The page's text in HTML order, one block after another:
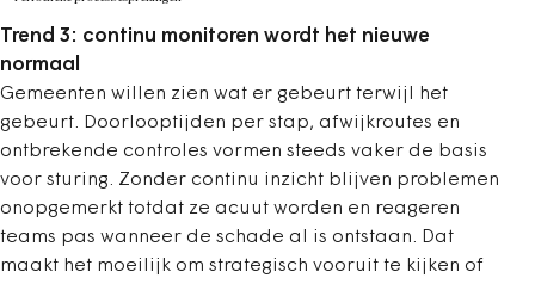
Trend 3: continu monitoren wordt het nieuwe
normaal
Gemeenten willen zien wat er gebeurt terwijl het
gebeurt. Doorlooptijden per stap, afwijkroutes en
ontbrekende controles vormen steeds vaker de basis
voor sturing. Zonder continu inzicht blijven problemen
onopgemerkt totdat ze acuut worden en reageren
teams pas wanneer de schade al is ontstaan. Dat
maakt het moeilijk om strategisch vooruit te kijken of